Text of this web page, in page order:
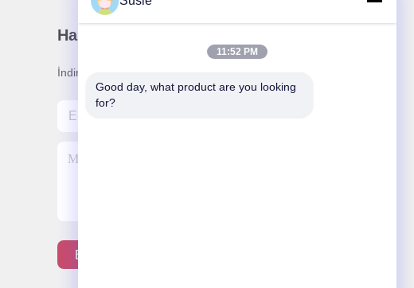
Haber Bültenimiz
İndirimler ve daha fazlası için bültenimize abone olun.
Bizimle İletişim
11:52 PM
Good day, what product are you looking
for?